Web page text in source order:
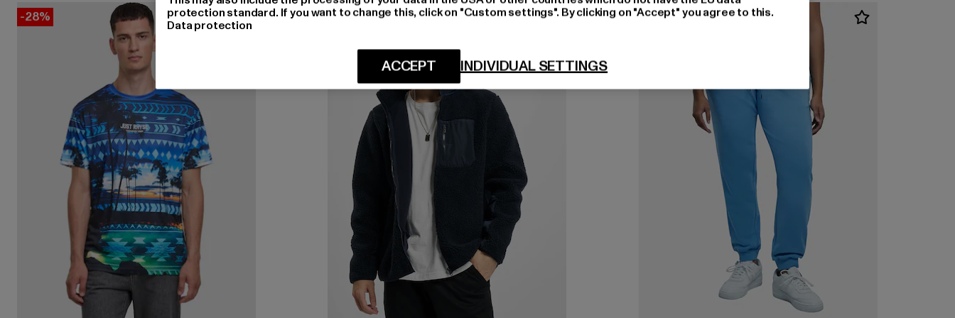
-28% -42% -30%
protection standard. If you want to change this, click on "Custom settings". By clicking on "Accept" you agree to this.
Data protection
INDIVIDUAL SETTINGS
ACCEPT